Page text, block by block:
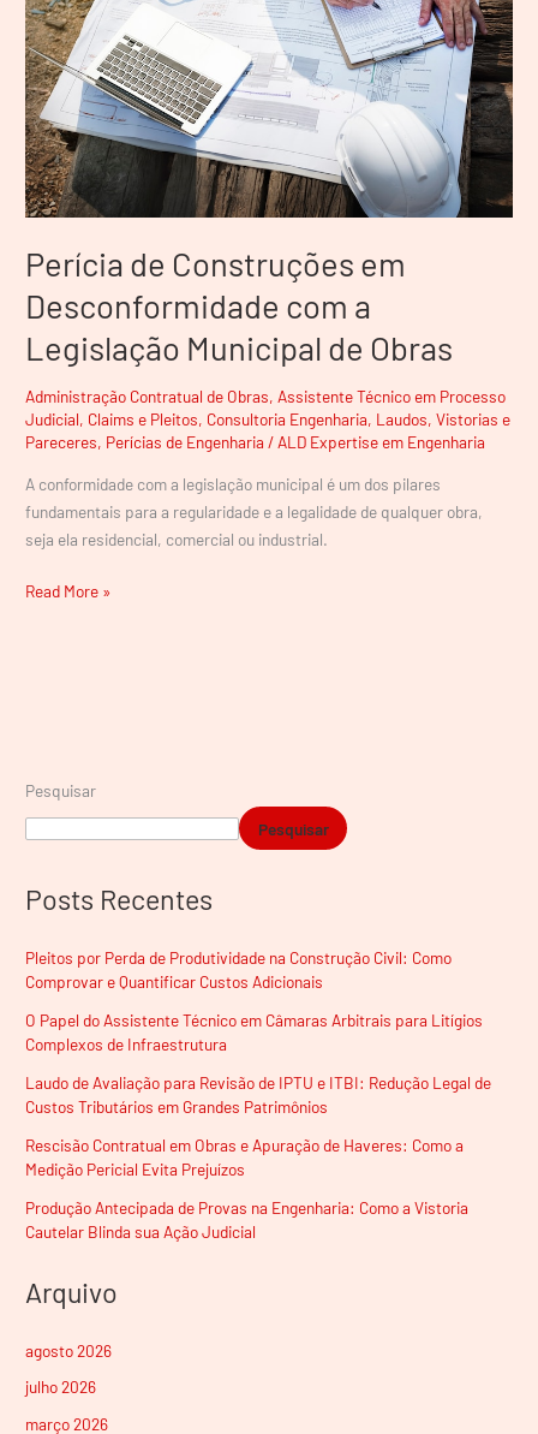
Perícia de Construções em
Desconformidade com a
Legislação Municipal de Obras
Administração Contratual de Obras, Assistente Técnico em Processo
Judicial, Claims e Pleitos, Consultoria Engenharia, Laudos, Vistorias e
Pareceres, Perícias de Engenharia / ALD Expertise em Engenharia
A conformidade com a legislação municipal é um dos pilares
fundamentais para a regularidade e a legalidade de qualquer obra,
seja ela residencial, comercial ou industrial.
Desconformidade
com
a
Legislação
Municipal
de
Obras
Read More »
Pesquisar
Pesquisar
Posts Recentes
Pleitos por Perda de Produtividade na Construção Civil: Como
Comprovar e Quantificar Custos Adicionais
O Papel do Assistente Técnico em Câmaras Arbitrais para Litígios
Complexos de Infraestrutura
Laudo de Avaliação para Revisão de IPTU e ITBI: Redução Legal de
Custos Tributários em Grandes Patrimônios
Rescisão Contratual em Obras e Apuração de Haveres: Como a
Medição Pericial Evita Prejuízos
Produção Antecipada de Provas na Engenharia: Como a Vistoria
Cautelar Blinda sua Ação Judicial
Arquivo
agosto 2026
julho 2026
março 2026